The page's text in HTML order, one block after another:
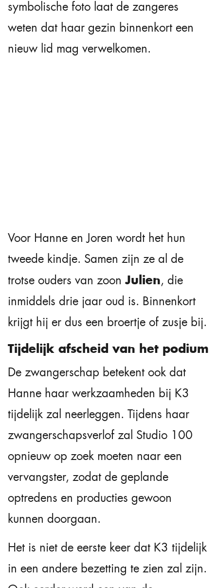
symbolische foto laat de zangeres
weten dat haar gezin binnenkort een
nieuw lid mag verwelkomen.
Voor Hanne en Joren wordt het hun
tweede kindje. Samen zijn ze al de
trotse ouders van zoonJulien, die
inmiddels drie jaar oud is. Binnenkort
krijgt hij er dus een broertje of zusje bij.
Tijdelijk afscheid van het podium
De zwangerschap betekent ook dat
Hanne haar werkzaamheden bij K3
tijdelijk zal neerleggen. Tijdens haar
zwangerschapsverlof zal Studio 100
opnieuw op zoek moeten naar een
vervangster, zodat de geplande
optredens en producties gewoon
kunnen doorgaan.
Het is niet de eerste keer dat K3 tijdelijk
in een andere bezetting te zien zal zijn.